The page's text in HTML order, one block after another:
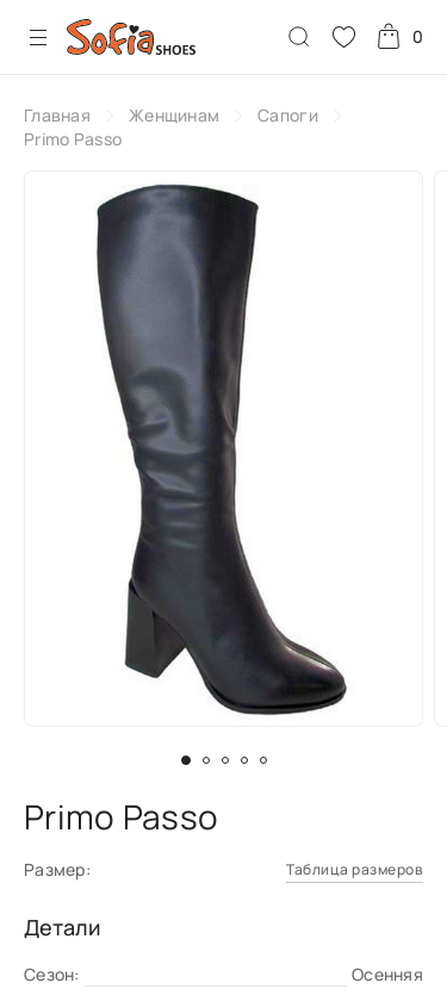
0
Главная Женщинам
Сапоги
Primo Passo
Primo Passo
Размер: Таблица размеров
Детали
Сезон:
Осенняя